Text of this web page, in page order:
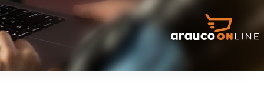
ARAUCO FLORESTAL